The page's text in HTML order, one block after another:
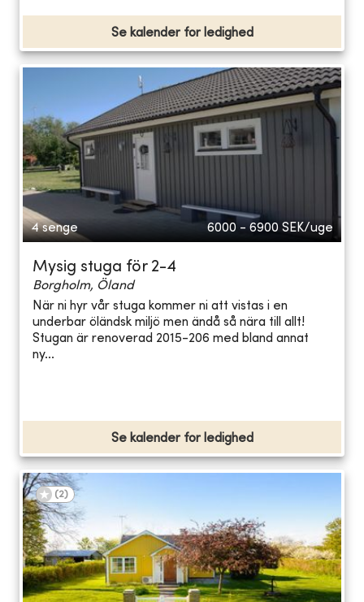
Se kalender for ledighed
4 senge 6000 - 6900 SEK/uge
Mysig stuga för 2-4
Borgholm, Öland
När ni hyr vår stuga kommer ni att vistas i en
underbar öländsk miljö men ändå så nära till allt!
Stugan är renoverad 2015-206 med bland annat
ny...
Se kalender for ledighed
(2)